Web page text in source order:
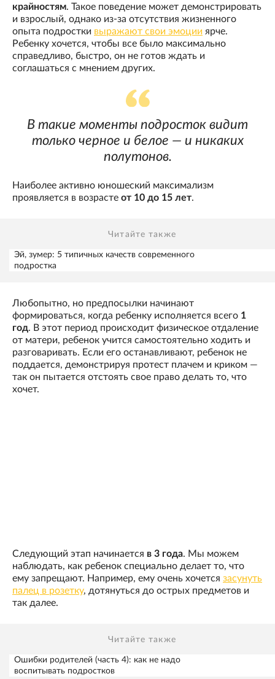
крайностям. Такое поведение может демонстрировать
и взрослый, однако из-за отсутствия жизненного
опыта подростки выражают свои эмоции ярче.
Ребенку хочется, чтобы все было максимально
справедливо, быстро, он не готов ждать и
соглашаться с мнением других.
В такие моменты подросток видит
только черное и белое — и никаких
полутонов.
Наиболее активно юношеский максимализм
проявляется в возрасте от 10 до 15 лет.
Читайте также
Эй, зумер: 5 типичных качеств современного
подростка
Любопытно, но предпосылки начинают
формироваться, когда ребенку исполняется всего 1
год. В этот период происходит физическое отдаление
от матери, ребенок учится самостоятельно ходить и
разговаривать. Если его останавливают, ребенок не
поддается, демонстрируя протест плачем и криком —
так он пытается отстоять свое право делать то, что
хочет.
Следующий этап начинается в 3 года. Мы можем
наблюдать, как ребенок специально делает то, что
ему запрещают. Например, ему очень хочется засунуть
палец в розетку, дотянуться до острых предметов и
так далее.
Читайте также
Ошибки родителей (часть 4): как не надо
воспитывать подростков